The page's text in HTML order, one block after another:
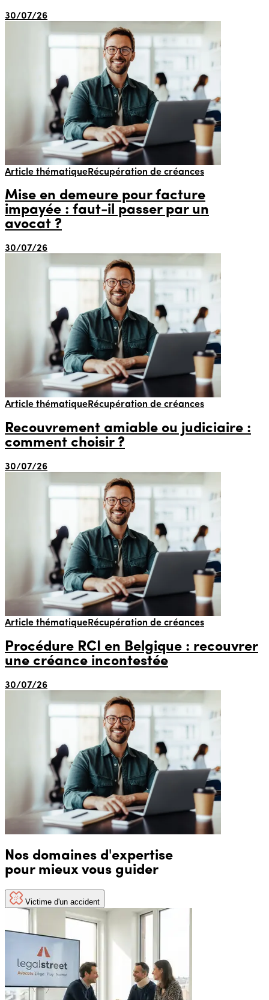
30/07/26
Article thématiqueRécupération de créances
Mise en demeure pour facture
impayée : faut-il passer par un
avocat ?
30/07/26
Article thématiqueRécupération de créances
Recouvrement amiable ou judiciaire :
comment choisir ?
30/07/26
Article thématiqueRécupération de créances
Procédure RCI en Belgique : recouvrer
une créance incontestée
30/07/26
Nos domaines d'expertise
pour mieux vous guider
Victime d'un accident